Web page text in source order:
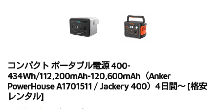
コンパクト ポータブル電源 400-
434Wh/112,200mAh-120,600mAh（Anker
PowerHouse A1701511 / Jackery 400）4日間～ [格安
レンタル]